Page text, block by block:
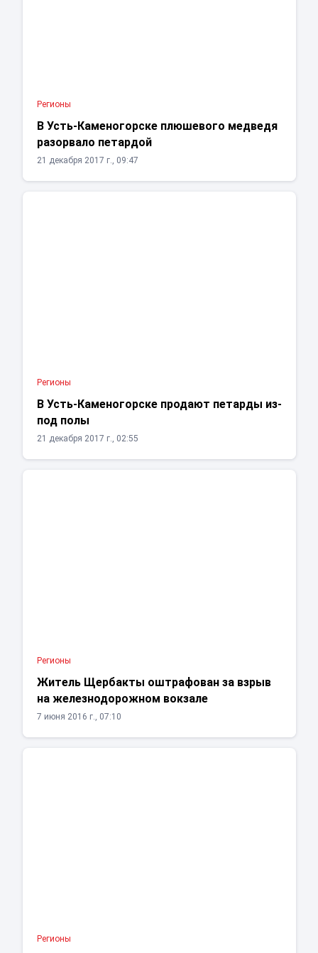
Регионы
В Усть-Каменогорске плюшевого медведя
разорвало петардой
21 декабря 2017 г., 09:47
Регионы
В Усть­-Каменогорске продают петарды из­-
под полы
21 декабря 2017 г., 02:55
Регионы
Житель Щербакты оштрафован за взрыв
на железнодорожном вокзале
7 июня 2016 г., 07:10
Регионы